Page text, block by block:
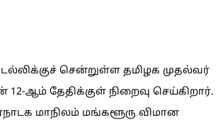
சென்றுள்ள தமிழக முதல்வர்
ஆம் தேதிக்குள் நிறைவு செய்கிறார்.
மாநிலம் மங்களூரு விமான